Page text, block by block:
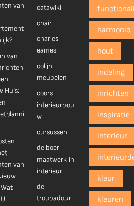
van
van
Huis:
van
catawiki
chair
charles
eames
colijn
meubelen
coors
interieurbou
w
cursussen
de boer
maatwerk in
interieur
de
troubadour
harmonie
hout
indeling
inrichten
inspiratie
interieur
kleur
kleuren